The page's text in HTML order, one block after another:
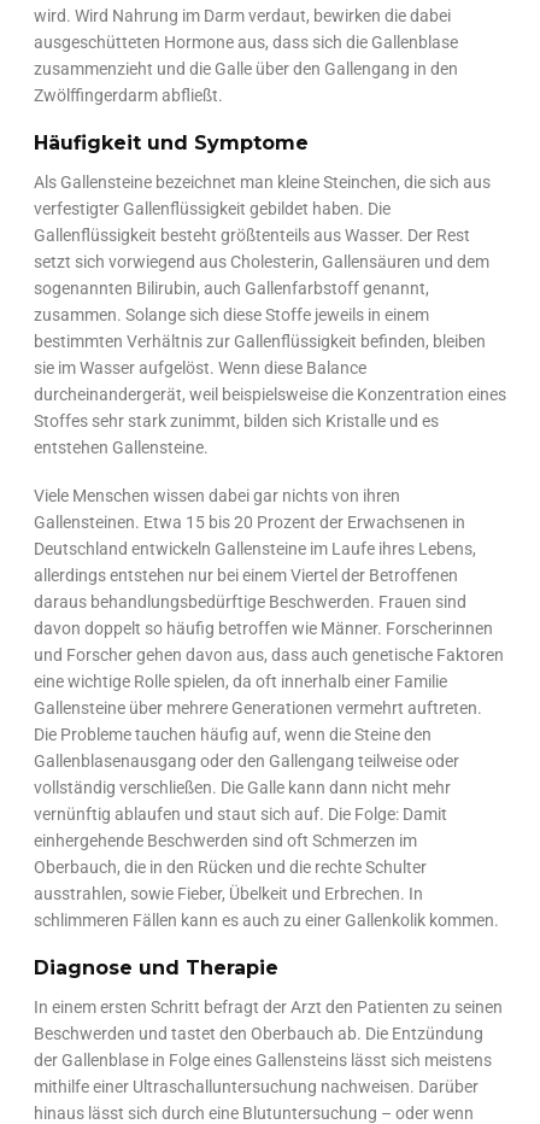
wird. Wird Nahrung im Darm verdaut, bewirken die dabei
ausgeschütteten Hormone aus, dass sich die Gallenblase
zusammenzieht und die Galle über den Gallengang in den
Zwölffingerdarm abfließt.
Häufigkeit und Symptome
Als Gallensteine bezeichnet man kleine Steinchen, die sich aus
verfestigter Gallenflüssigkeit gebildet haben. Die
Gallenflüssigkeit besteht größtenteils aus Wasser. Der Rest
setzt sich vorwiegend aus Cholesterin, Gallensäuren und dem
sogenannten Bilirubin, auch Gallenfarbstoff genannt,
zusammen. Solange sich diese Stoffe jeweils in einem
bestimmten Verhältnis zur Gallenflüssigkeit befinden, bleiben
sie im Wasser aufgelöst. Wenn diese Balance
durcheinandergerät, weil beispielsweise die Konzentration eines
Stoffes sehr stark zunimmt, bilden sich Kristalle und es
entstehen Gallensteine.
Viele Menschen wissen dabei gar nichts von ihren
Gallensteinen. Etwa 15 bis 20 Prozent der Erwachsenen in
Deutschland entwickeln Gallensteine im Laufe ihres Lebens,
allerdings entstehen nur bei einem Viertel der Betroffenen
daraus behandlungsbedürftige Beschwerden. Frauen sind
davon doppelt so häufig betroffen wie Männer. Forscherinnen
und Forscher gehen davon aus, dass auch genetische Faktoren
eine wichtige Rolle spielen, da oft innerhalb einer Familie
Gallensteine über mehrere Generationen vermehrt auftreten.
Die Probleme tauchen häufig auf, wenn die Steine den
Gallenblasenausgang oder den Gallengang teilweise oder
vollständig verschließen. Die Galle kann dann nicht mehr
vernünftig ablaufen und staut sich auf. Die Folge: Damit
einhergehende Beschwerden sind oft Schmerzen im
Oberbauch, die in den Rücken und die rechte Schulter
ausstrahlen, sowie Fieber, Übelkeit und Erbrechen. In
schlimmeren Fällen kann es auch zu einer Gallenkolik kommen.
Diagnose und Therapie
In einem ersten Schritt befragt der Arzt den Patienten zu seinen
Beschwerden und tastet den Oberbauch ab. Die Entzündung
der Gallenblase in Folge eines Gallensteins lässt sich meistens
mithilfe einer Ultraschalluntersuchung nachweisen. Darüber
hinaus lässt sich durch eine Blutuntersuchung – oder wenn